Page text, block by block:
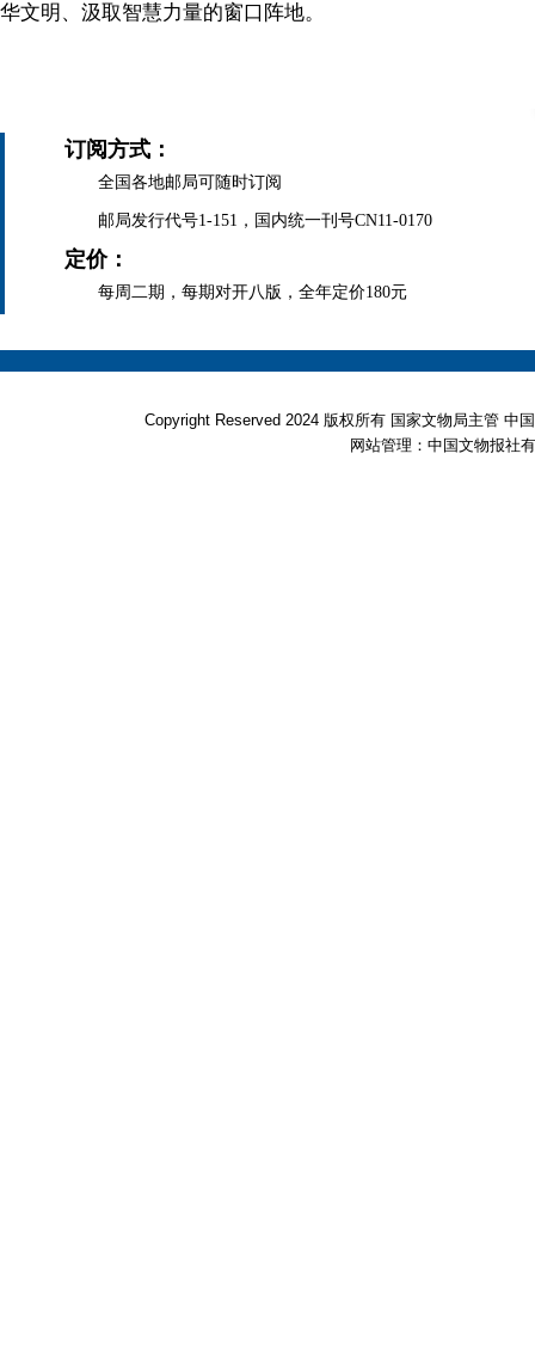
华文明、汲取智慧力量的窗口阵地。
订阅方式：
全国各地邮局可随时订阅
邮局发行代号1-151，国内统一刊号CN11-0170
定价：
每周二期，每期对开八版，全年定价180元
Copyright Reserved 2024 版权所有 国家文物局主管
网站管理：中国文物报社